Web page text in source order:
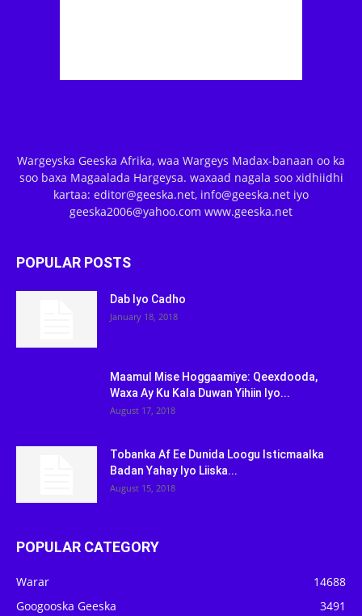
Wargeyska Geeska Afrika, waa Wargeys Madax-banaan oo ka
soo baxa Magaalada Hargeysa. waxaad nagala soo xidhiidhi
kartaa: editor@geeska.net, info@geeska.net iyo
geeska2006@yahoo.com www.geeska.net
POPULAR POSTS
Dab Iyo Cadho
January 18, 2018
Maamul Mise Hoggaamiye: Qeexdooda,
Waxa Ay Ku Kala Duwan Yihiin Iyo...
August 17, 2018
Tobanka Af Ee Dunida Loogu Isticmaalka
Badan Yahay Iyo Liiska...
August 15, 2018
POPULAR CATEGORY
Warar
14688
Googooska Geeska
3491